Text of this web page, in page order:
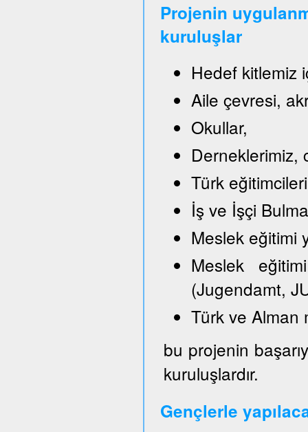
Projenin
kuruluşlar
Hedef kitlemiz
Aile çevresi,
Okullar,
Derneklerimiz,
Türk
İş ve İşçi
Meslek eğitimi
Meslek
(Jugendamt,
Türk ve Alman
bu projenin
kuruluşlardır.
Gençlerle